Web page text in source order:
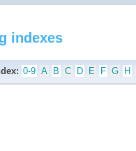
indexes
0-9 A B C D E F G H